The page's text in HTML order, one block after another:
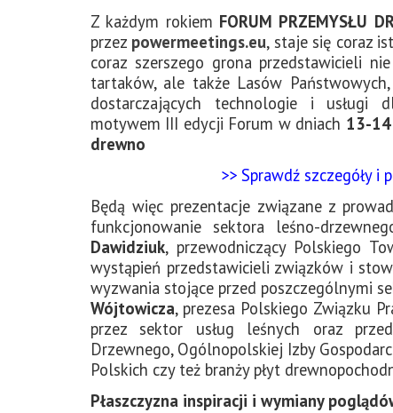
Z każdym rokiem FORUM PRZEMYSŁU
przez powermeetings.eu, staje się coraz
coraz szerszego grona przedstawicieli
tartaków, ale także Lasów
dostarczających technologie i usługi
motywem III edycji Forum w dniach 13-
drewno
>> Sprawdź szczegóły i
Będą więc prezentacje związane z
funkcjonowanie sektora leśno-
Dawidziuk, przewodniczący Polskiego
wystąpień przedstawicieli związków i
wyzwania stojące przed poszczególnymi
Wójtowicza, prezesa Polskiego Związku
przez sektor usług leśnych oraz
Drzewnego, Ogólnopolskiej Izby
Polskich czy też branży płyt
Płaszczyzna inspiracji i wymiany